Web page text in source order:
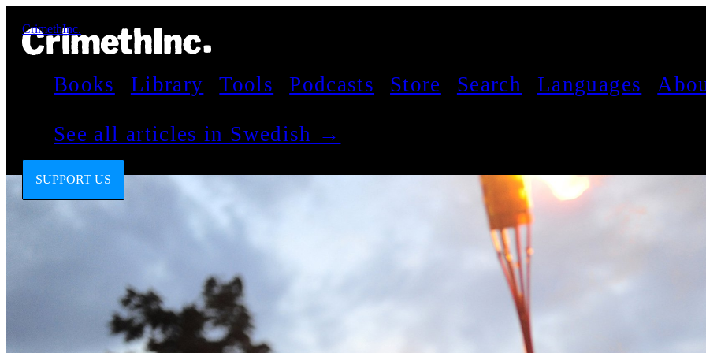
CrimethInc.
Books Library Tools Podcasts Store Search Languages
See all articles in Swedish →
SUPPORT US